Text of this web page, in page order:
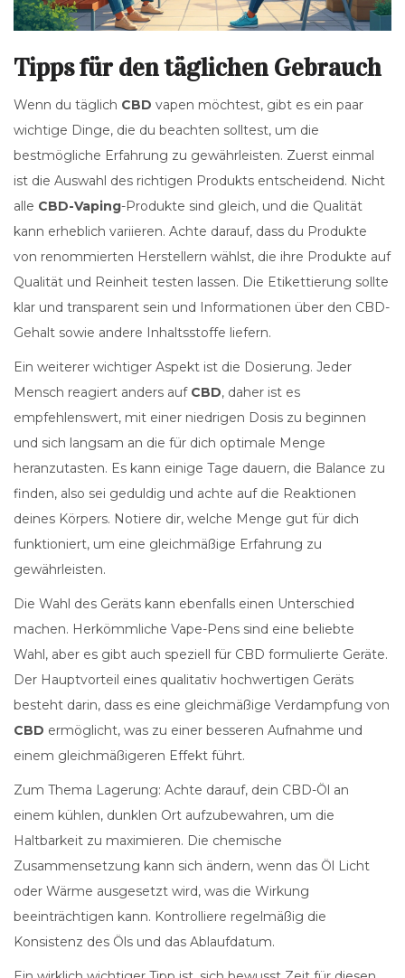
Tipps für den täglichen Gebrauch
Wenn du täglich CBD vapen möchtest, gibt es ein paar
wichtige Dinge, die du beachten solltest, um die
bestmögliche Erfahrung zu gewährleisten. Zuerst einmal
ist die Auswahl des richtigen Produkts entscheidend. Nicht
alle CBD-Vaping-Produkte sind gleich, und die Qualität
kann erheblich variieren. Achte darauf, dass du Produkte
von renommierten Herstellern wählst, die ihre Produkte auf
Qualität und Reinheit testen lassen. Die Etikettierung sollte
klar und transparent sein und Informationen über den CBD-
Gehalt sowie andere Inhaltsstoffe liefern.
Ein weiterer wichtiger Aspekt ist die Dosierung. Jeder
Mensch reagiert anders auf CBD, daher ist es
empfehlenswert, mit einer niedrigen Dosis zu beginnen
und sich langsam an die für dich optimale Menge
heranzutasten. Es kann einige Tage dauern, die Balance zu
finden, also sei geduldig und achte auf die Reaktionen
deines Körpers. Notiere dir, welche Menge gut für dich
funktioniert, um eine gleichmäßige Erfahrung zu
gewährleisten.
Die Wahl des Geräts kann ebenfalls einen Unterschied
machen. Herkömmliche Vape-Pens sind eine beliebte
Wahl, aber es gibt auch speziell für CBD formulierte Geräte.
Der Hauptvorteil eines qualitativ hochwertigen Geräts
besteht darin, dass es eine gleichmäßige Verdampfung von
CBD ermöglicht, was zu einer besseren Aufnahme und
einem gleichmäßigeren Effekt führt.
Zum Thema Lagerung: Achte darauf, dein CBD-Öl an
einem kühlen, dunklen Ort aufzubewahren, um die
Haltbarkeit zu maximieren. Die chemische
Zusammensetzung kann sich ändern, wenn das Öl Licht
oder Wärme ausgesetzt wird, was die Wirkung
beeinträchtigen kann. Kontrolliere regelmäßig die
Konsistenz des Öls und das Ablaufdatum.